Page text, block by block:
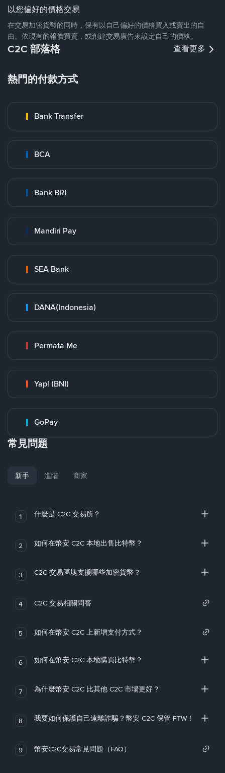
以您偏好的價格交易
在交易加密貨幣的同時，保有以自己偏好的價格買入或賣出的自
由。依現有的報價買賣，或創建交易廣告來設定自己的價格。
C2C 部落格 查看更多
熱門的付款方式
Bank Transfer
BCA
Bank BRI
Mandiri Pay
SEA Bank
DANA(Indonesia)
Permata Me
Yap! (BNI)
GoPay
常見問題
新手 進階 商家
1 什麼是 C2C 交易所？
2 如何在幣安 C2C 本地出售比特幣？
3 C2C 交易區塊支援哪些加密貨幣？
4 C2C 交易相關問答
5 如何在幣安 C2C 上新增支付方式？
6 如何在幣安 C2C 本地購買比特幣？
7 為什麼幣安 C2C 比其他 C2C 市場更好？
8 我要如何保護自己遠離詐騙？幣安 C2C 保管 FTW！
9 幣安C2C交易常見問題（FAQ）